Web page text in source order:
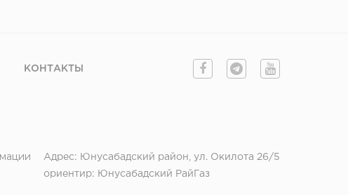
КОНТАКТЫ
Адрес: Юнусабадский район, ул. Окилота 26/5
ориентир: Юнусабадский РайГаз